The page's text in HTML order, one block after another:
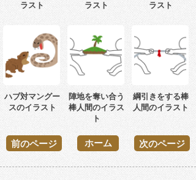
ラスト
ラスト
ラスト
ハブ対マングー
スのイラスト
陣地を奪い合う
棒人間のイラス
ト
綱引きをする棒
人間のイラスト
前のページ 次のページ
ホーム